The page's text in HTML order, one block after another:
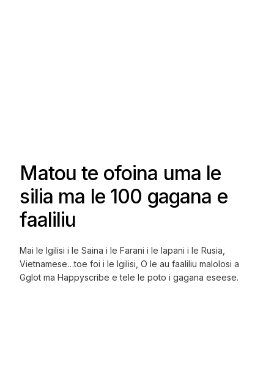
Matou te ofoina uma le
silia ma le 100 gagana e
faaliliu
Mai le Igilisi i le Saina i le Farani i le Iapani i le Rusia,
Vietnamese…toe foi i le Igilisi, O le au faaliliu malolosi a
Gglot ma Happyscribe e tele le poto i gagana eseese.